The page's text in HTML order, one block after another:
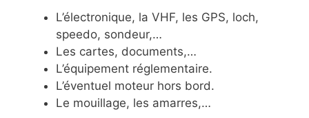
L’électronique, la VHF, les GPS, loch,
speedo, sondeur,…
Les cartes, documents,…
L’équipement réglementaire.
L’éventuel moteur hors bord.
Le mouillage, les amarres,…